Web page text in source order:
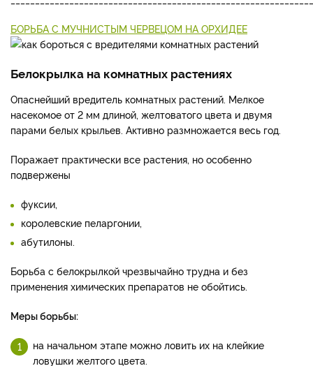
БОРЬБА С МУЧНИСТЫМ ЧЕРВЕЦОМ НА ОРХИДЕЕ
Белокрылка на комнатных растениях
Опаснейший вредитель комнатных растений. Мелкое
насекомое от 2 мм длиной, желтоватого цвета и двумя
парами белых крыльев. Активно размножается весь год.
Поражает практически все растения, но особенно
подвержены
фуксии,
королевские пеларгонии,
абутилоны.
Борьба с белокрылкой чрезвычайно трудна и без
применения химических препаратов не обойтись.
Меры борьбы:
на начальном этапе можно ловить их на клейкие
ловушки желтого цвета.